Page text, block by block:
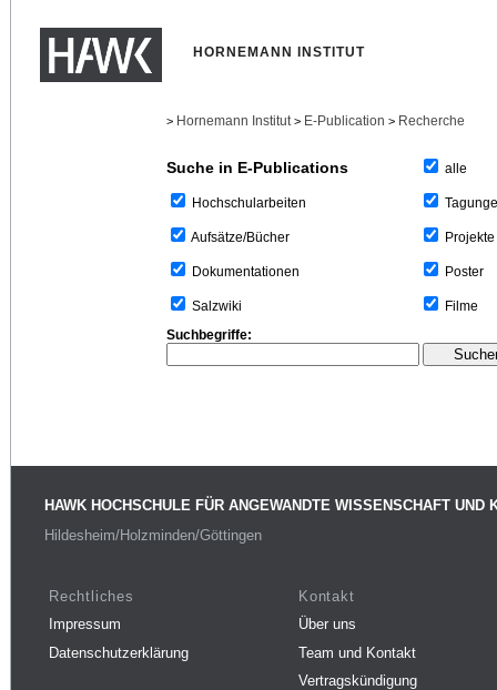
HORNEMANN INSTITUT
> Hornemann Institut > E-Publication > Recherche
Suche in E-Publications
Hochschularbeiten
Aufsätze/Bücher
Dokumentationen
Salzwiki
alle
Projekte
Poster
Filme
Suchbegriffe:
HAWK HOCHSCHULE FÜR ANGEWANDTE WISSENSCHAFT UND
Hildesheim/Holzminden/Göttingen
Rechtliches
Impressum
Datenschutzerklärung
Kontakt
Über uns
Team und Kontakt
Vertragskündigung